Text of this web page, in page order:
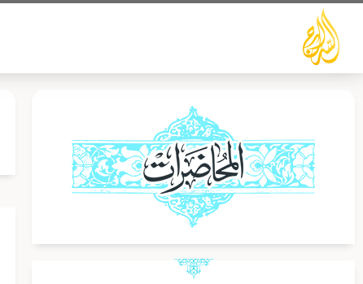
تخطي
المحتوى